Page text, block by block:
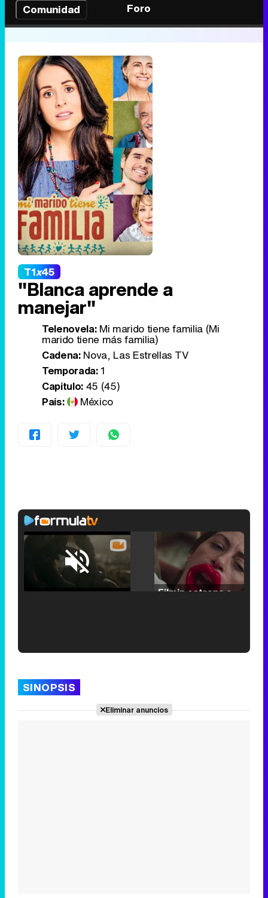
Comunidad
Foro
T1x45
"Blanca aprende a
manejar"
Telenovela:Mi marido tiene familia (Mi
marido tiene más familia)
Cadena:Nova, Las Estrellas TV
Temporada:1
Capítulo:45 (45)
País:
México
Unmute /
Loaded:
25.30%
SINOPSIS
Eliminar anuncios